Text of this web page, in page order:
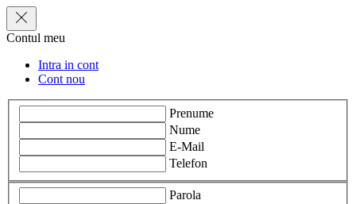
Contul meu
Intra in cont
Cont nou
Prenume
Nume
E-Mail
Telefon
Parola